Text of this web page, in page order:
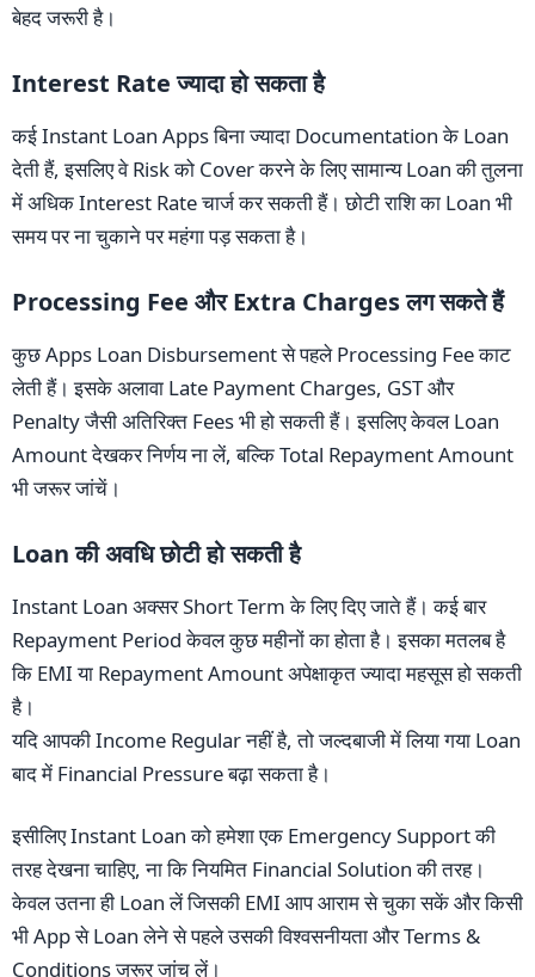
बेहद जरूरी है।
Interest Rate ज्यादा हो सकता है
कई Instant Loan Apps बिना ज्यादा Documentation के Loan
देती हैं, इसलिए वे Risk को Cover करने के लिए सामान्य Loan की तुलना
में अधिक Interest Rate चार्ज कर सकती हैं। छोटी राशि का Loan भी
समय पर ना चुकाने पर महंगा पड़ सकता है।
Processing Fee और Extra Charges लग सकते हैं
कुछ Apps Loan Disbursement से पहले Processing Fee काट
लेती हैं। इसके अलावा Late Payment Charges, GST और
Penalty जैसी अतिरिक्त Fees भी हो सकती हैं। इसलिए केवल Loan
Amount देखकर निर्णय ना लें, बल्कि Total Repayment Amount
भी जरूर जांचें।
Loan की अवधि छोटी हो सकती है
Instant Loan अक्सर Short Term के लिए दिए जाते हैं। कई बार
Repayment Period केवल कुछ महीनों का होता है। इसका मतलब है
कि EMI या Repayment Amount अपेक्षाकृत ज्यादा महसूस हो सकती
है।
यदि आपकी Income Regular नहीं है, तो जल्दबाजी में लिया गया Loan
बाद में Financial Pressure बढ़ा सकता है।
इसीलिए Instant Loan को हमेशा एक Emergency Support की
तरह देखना चाहिए, ना कि नियमित Financial Solution की तरह।
केवल उतना ही Loan लें जिसकी EMI आप आराम से चुका सकें और किसी
भी App से Loan लेने से पहले उसकी विश्वसनीयता और Terms &
Conditions जरूर जांच लें।